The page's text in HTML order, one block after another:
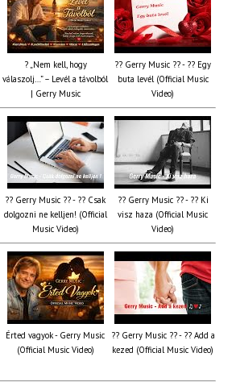
? „Nem kell, hogy
válaszolj…” – Levél a távolból
| Gerry Music
?? Gerry Music ?? - ?? Egy
buta levél (Official Music
Video)
?? Gerry Music ?? - ?? Csak
dolgozni ne kelljen! (Official
Music Video)
?? Gerry Music ?? - ?? Ki
visz haza (Official Music
Video)
Érted vagyok - Gerry Music
(Official Music Video)
?? Gerry Music ?? - ?? Add a
kezed (Official Music Video)